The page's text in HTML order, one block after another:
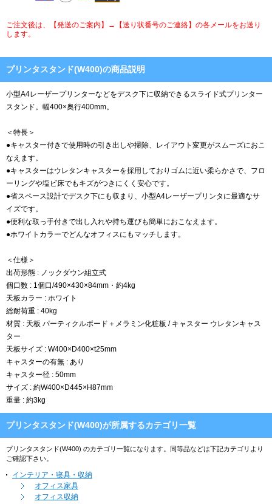
ご注文後は、【発送のご案内】→【送り状番号のご連絡】の各メールをお送り
します。
プリンタスタンド(W400)の商品説明
小型A4レーザープリンターなどをデスク下に収納できるスライド式プリンター
スタンド。幅400×奥行400mm。
＜特長＞
●キャスター付きで使用時の引き出しや掃除、レイアウト変更がスムーズにおこ
なえます。
●キャスターはウレタンキャスターを採用しておりゴムに近い柔らかさで、フロ
ーリングや塩ビ床でもキズがつきにくく安心です。
●省スペース設計でデスク下にも収まり、小型A4レーザープリンタに最適なサ
イズです。
●便利な取っ手付きで出し入れや持ち運びも簡単におこなえます。
●ホワイトカラーでどんなオフィスにもマッチします。
＜仕様＞
出荷形態 : ノックダウン組立式
個口数 : 1個口/490×430×84mm・約4kg
天板カラー : ホワイト
総耐荷重 : 40kg
材質 : 天板 パーティクルボード＋メラミン化粧板 / キャスター ウレタンキャス
ター
天板サイズ : W400×D400×t25mm
キャスターの有無 : あり
キャスター径 : 50mm
サイズ : 約W400×D445×H87mm
重量 : 約3kg
プリンタスタンド(W400)が所属するカテゴリ一覧
プリンタスタンド(W400) のカテゴリ一覧になります。同等品などは下記カテゴリより
ご確認下さい。
インテリア・寝具・収納
オフィス家具
オフィス収納